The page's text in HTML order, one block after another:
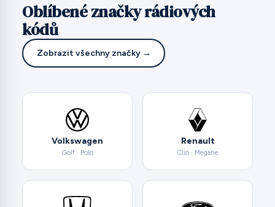
Oblíbené značky rádiových
kódů
Zobrazit všechny značky →
Volkswagen
Golf · Polo
Renault
Clio · Megane